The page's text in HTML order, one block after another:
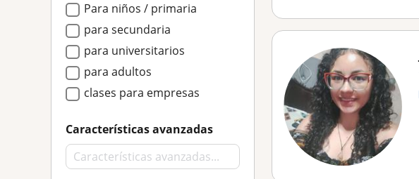
Para niños / primaria
para secundaria
para universitarios
para adultos
clases para empresas
Características avanzadas